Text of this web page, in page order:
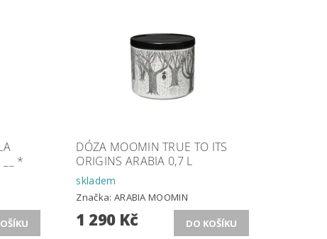
__ *
DÓZA MOOMIN TRUE TO ITS
ORIGINS ARABIA 0,7 L
skladem
Značka: ARABIA MOOMIN
1 290 Kč